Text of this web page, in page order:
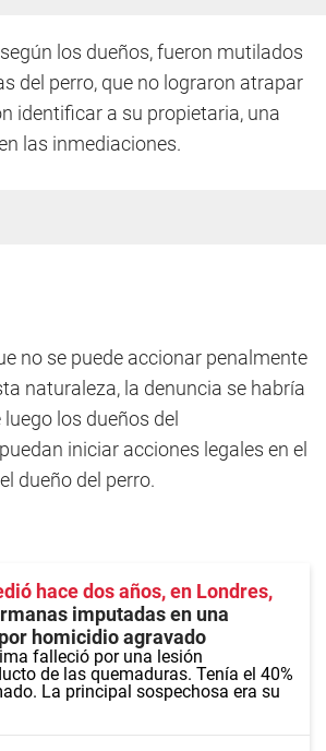
los dueños, fueron mutilados
del perro, que no lograron atrapar
identificar a su propietaria, una
las inmediaciones.
no se puede accionar penalmente
naturaleza, la denuncia se habría
los dueños del
iniciar acciones legales en el
dueño del perro.
hace dos años, en Londres,
imputadas en una
homicidio agravado
falleció por una lesión
de las quemaduras. Tenía el 40%
La principal sospechosa era su